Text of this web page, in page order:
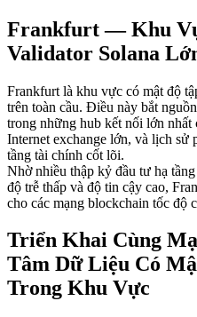
Frankfurt — Khu
Validator Solana
Frankfurt là khu vực có mật độ
trên toàn cầu. Điều này bắt
trong những hub kết nối lớn nhất
Internet exchange lớn, và lịch sử
tầng tài chính cốt lõi.
Nhờ nhiều thập kỷ đầu tư hạ
độ trễ thấp và độ tin cậy cao,
cho các mạng blockchain tốc độ
Triển Khai Cùng
Tâm Dữ Liệu Có
Trong Khu Vực